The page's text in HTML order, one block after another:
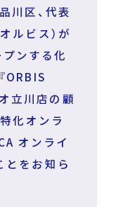
川区、代表
ルビス）が
ンする化
ORBIS
立川店の顧
化オンラ
オンライ
とをお知ら